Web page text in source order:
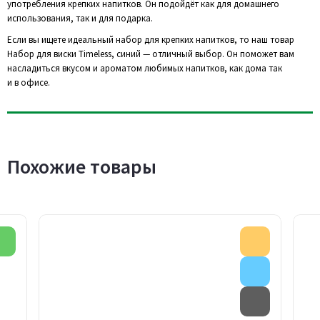
употребления крепких напитков. Он подойдёт как для домашнего
использования, так и для подарка.
Если вы ищете идеальный набор для крепких напитков, то наш товар
Набор для виски Timeless, синий — отличный выбор. Он поможет вам
насладиться вкусом и ароматом любимых напитков, как дома так
и в офисе.
Похожие товары